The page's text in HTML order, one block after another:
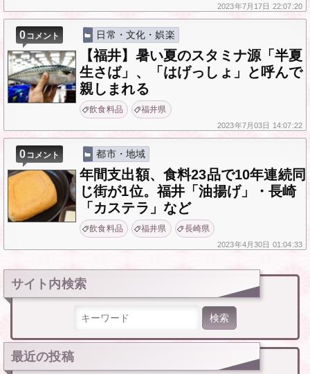
2023年7月17日 22:07:20
0コメント 日常・文化・娯楽
【福井】暑い夏のスタミナ源「半夏
生さば」、「はげっしょ」と呼んで
親しまれる
飲食料品 福井県
2023年7月03日 14:07:22
0コメント 都市・地域
年間支出額、食料23品で10年連続同
じ街が1位。福井「油揚げ」・長崎
「カステラ」など
飲食料品 福井県 長崎県
2023年4月30日 01:04:33
サイト内検索
最近の投稿